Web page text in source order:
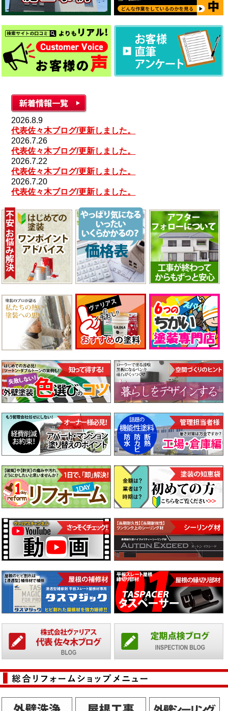
2026.8.9
代表佐々木ブログ/更新しました。
2026.7.26
代表佐々木ブログ/更新しました。
2026.7.22
代表佐々木ブログ/更新しました。
2026.7.20
代表佐々木ブログ/更新しました。